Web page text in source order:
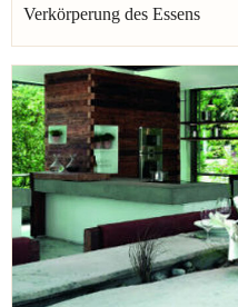
Balzac Honoré de
Verkörperung des Essens